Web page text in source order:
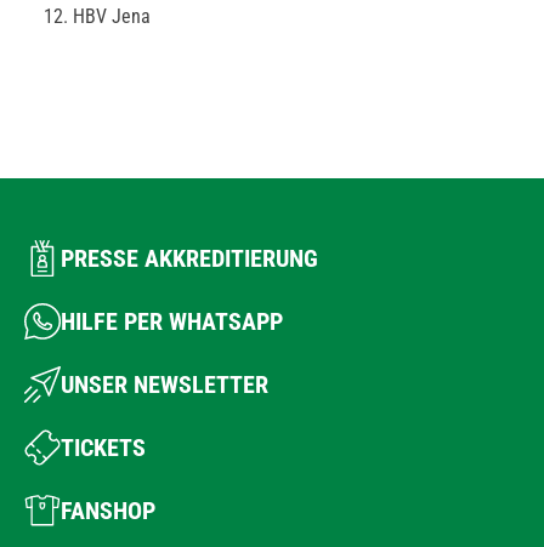
HBV Jena
PRESSE AKKREDITIERUNG
HILFE PER WHATSAPP
UNSER NEWSLETTER
TICKETS
FANSHOP